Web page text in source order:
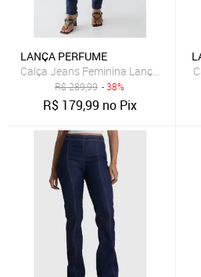
LANÇA PERFUME
Calça Jeans Feminina Lança
R$289,99 - 38%
R$ 179,99 no Pix